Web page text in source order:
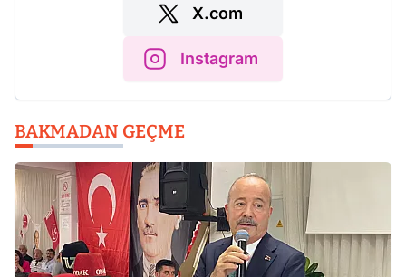
X.com
Instagram
BAKMADAN GEÇME